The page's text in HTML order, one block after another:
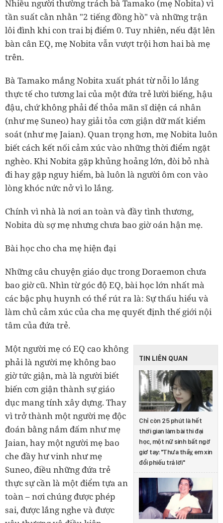
Nhiều người thường trách bà Tamako (mẹ Nobita) vì
tần suất cằn nhằn "2 tiếng đồng hồ" và những trận
lôi đình khi con trai bị điểm 0. Tuy nhiên, nếu đặt lên
bàn cân EQ, mẹ Nobita vẫn vượt trội hơn hai bà mẹ
trên.
Bà Tamako mắng Nobita xuất phát từ nỗi lo lắng
thực tế cho tương lai của một đứa trẻ lười biếng, hậu
đậu, chứ không phải để thỏa mãn sĩ diện cá nhân
(như mẹ Suneo) hay giải tỏa cơn giận dữ mất kiểm
soát (như mẹ Jaian). Quan trọng hơn, mẹ Nobita luôn
biết cách kết nối cảm xúc vào những thời điểm ngặt
nghèo. Khi Nobita gặp khủng hoảng lớn, đòi bỏ nhà
đi hay gặp nguy hiểm, bà luôn là người ôm con vào
lòng khóc nức nở vì lo lắng.
Chính vì nhà là nơi an toàn và đầy tình thương,
Nobita dù sợ mẹ nhưng chưa bao giờ oán hận mẹ.
Bài học cho cha mẹ hiện đại
Những câu chuyện giáo dục trong Doraemon chưa
bao giờ cũ. Nhìn từ góc độ EQ, bài học lớn nhất mà
các bậc phụ huynh có thể rút ra là: Sự thấu hiểu và
làm chủ cảm xúc của cha mẹ quyết định thế giới nội
tâm của đứa trẻ.
TIN LIÊN QUAN
Chỉ còn 25 phút là hết
thời gian làm bài thi đại
học, một nữ sinh bất ngờ
giơ tay: "Thưa thầy, em xin
đổi phiếu trả lời"
Một người mẹ có EQ cao không
phải là người mẹ không bao
giờ tức giận, mà là người biết
biến cơn giận thành sự giáo
dục mang tính xây dựng. Thay
vì trở thành một người mẹ độc
đoán bằng nắm đấm như mẹ
Jaian, hay một người mẹ bao
che đầy hư vinh như mẹ
Suneo, điều những đứa trẻ
thực sự cần là một điểm tựa an
toàn – nơi chúng được phép
sai, được lắng nghe và được